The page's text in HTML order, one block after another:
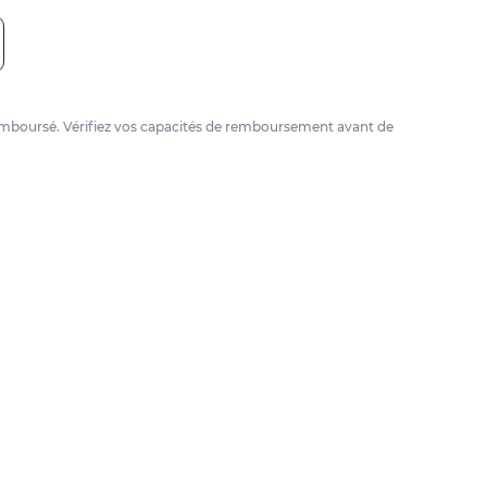
Vérifiez vos capacités de remboursement avant de